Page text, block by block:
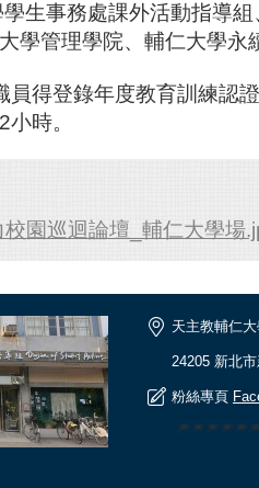
生事務處課外活動指導
學管理學院、輔仁大學永
員得登錄年度教育訓練認
時。
園巡迴論壇_輔仁大學場
天主教輔仁
24205 新北
粉絲專頁